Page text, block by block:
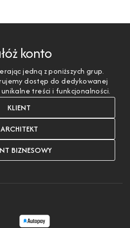
konto
jedną z poniższych grup.
dostęp do dedykowanej
treści i funkcjonalności.
KLIENT
ARCHITEKT
BIZNESOWY